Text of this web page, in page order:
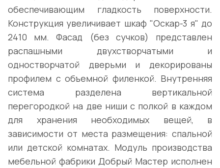
обеспечивающим гладкость поверхности.
Конструкция увеличивает шкаф "Оскар-3 я" до
2410 мм. Фасад (без сучков) представлен
распашными двухстворчатыми и
одностворчатой дверьми и декорированы
профилем с объемной филенкой. Внутренняя
система разделена вертикальной
перегородкой на две ниши с полкой в каждом
для хранения необходимых вещей, в
зависимости от места размещения: спальной
или детской комнатах. Модуль производства
мебельной фабрики Добрый Мастер исполнен